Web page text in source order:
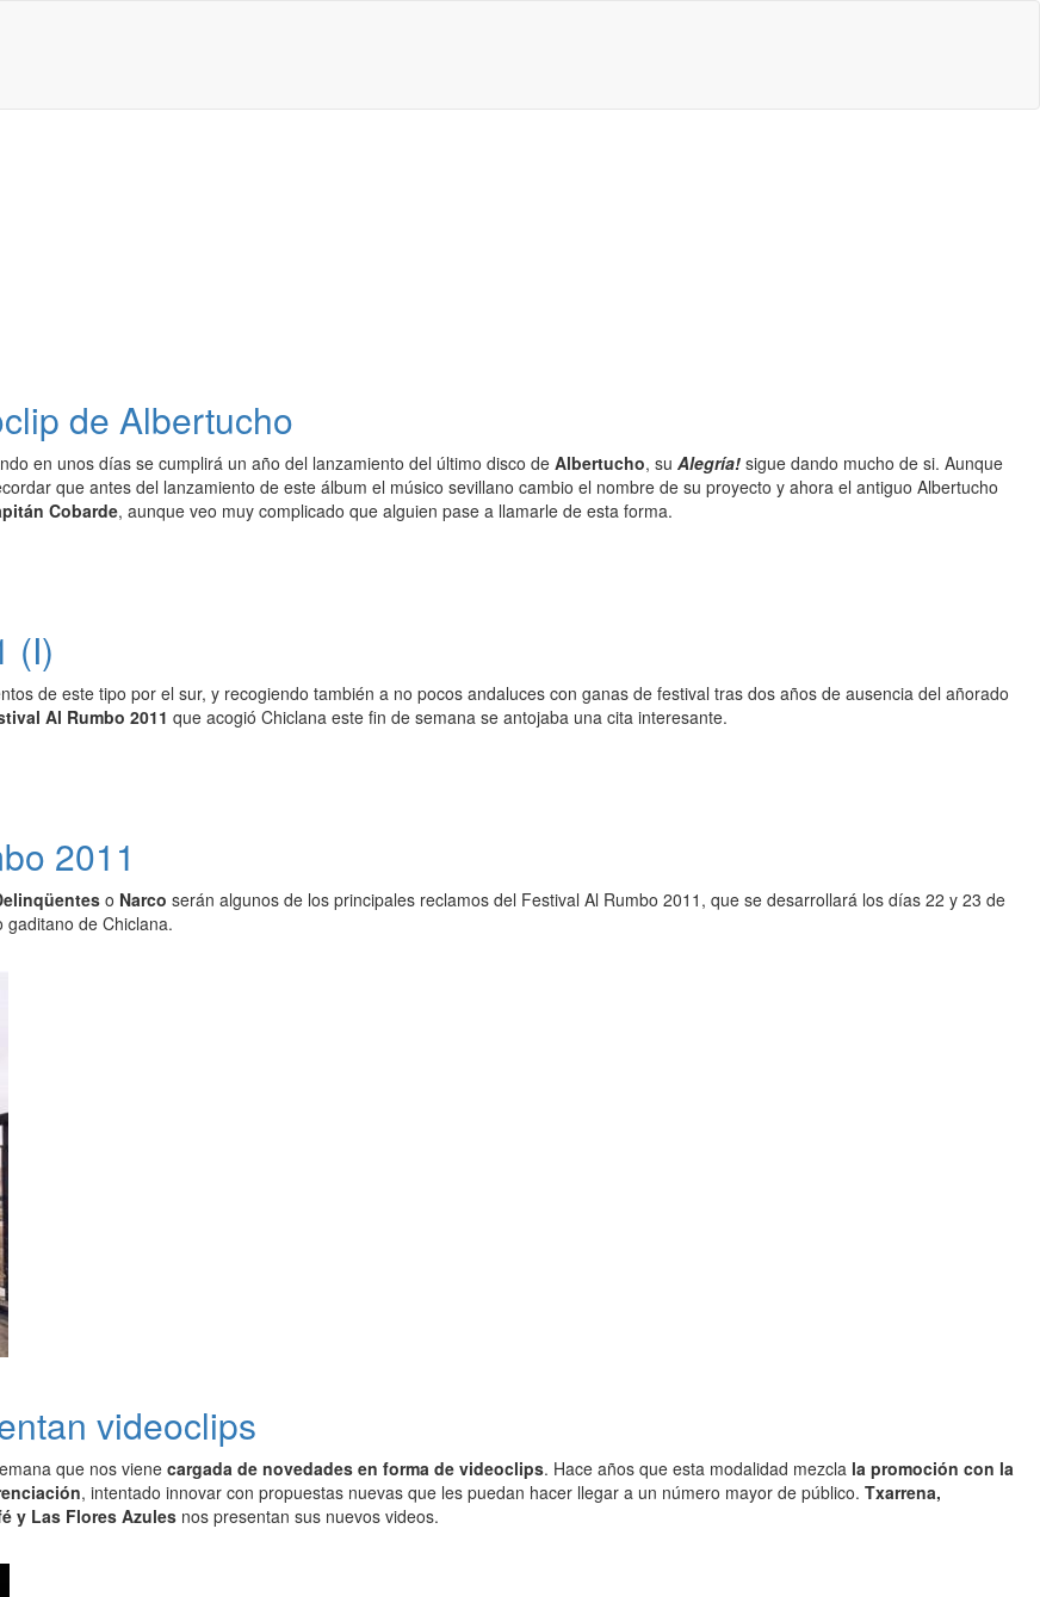
de Albertucho
en unos días se cumplirá un año del lanzamiento del último disco de Albertucho, su Alegría! sigue dando mucho de si. Aunque
que antes del lanzamiento de este álbum el músico sevillano cambio el nombre de su proyecto y ahora el antiguo Albertucho
Cobarde, aunque veo muy complicado que alguien pase a llamarle de esta forma.
(I)
de este tipo por el sur, y recogiendo también a no pocos andaluces con ganas de festival tras dos años de ausencia del añorado
Al Rumbo 2011 que acogió Chiclana este fin de semana se antojaba una cita interesante.
2011
o Narco serán algunos de los principales reclamos del Festival Al Rumbo 2011, que se desarrollará los días 22 y 23 de
gaditano de Chiclana.
videoclips
que nos vienecargada de novedades en forma de videoclips. Hace años que esta modalidad mezcla la promoción con la
, intentado innovar con propuestas nuevas que les puedan hacer llegar a un número mayor de público. Txarrena,
y Las Flores Azules nos presentan sus nuevos videos.